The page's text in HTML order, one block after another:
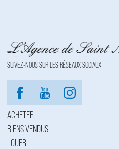
SUIVEZ-NOUS SUR LES RÉSEAUX SOCIAUX
ACHETER
BIENS VENDUS
LOUER